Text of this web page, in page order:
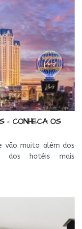
– CONHECA OS
vão muito além dos
dos hotéis mais